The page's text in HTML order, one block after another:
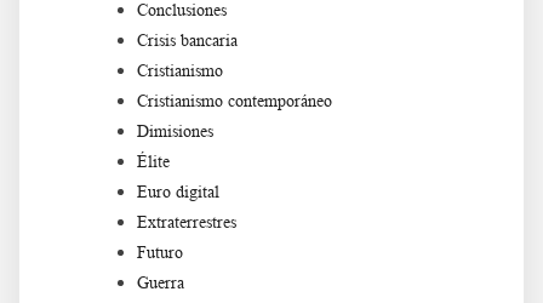
Conclusiones
Crisis bancaria
Cristianismo
Cristianismo contemporáneo
Dimisiones
Élite
Euro digital
Extraterrestres
Futuro
Guerra